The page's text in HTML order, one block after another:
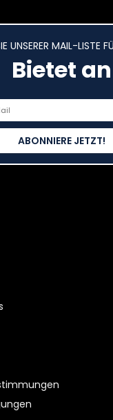
UNSERER MAIL-LISTE
Bietet an